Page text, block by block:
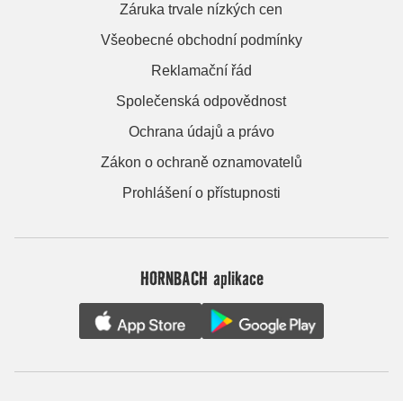
Záruka trvale nízkých cen
Všeobecné obchodní podmínky
Reklamační řád
Společenská odpovědnost
Ochrana údajů a právo
Zákon o ochraně oznamovatelů
Prohlášení o přístupnosti
HORNBACH aplikace